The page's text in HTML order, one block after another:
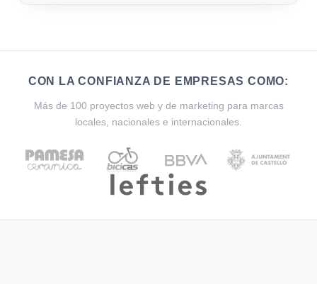
CON LA CONFIANZA DE EMPRESAS COMO:
Más de 100 proyectos web y de marketing para marcas
locales, nacionales e internacionales.